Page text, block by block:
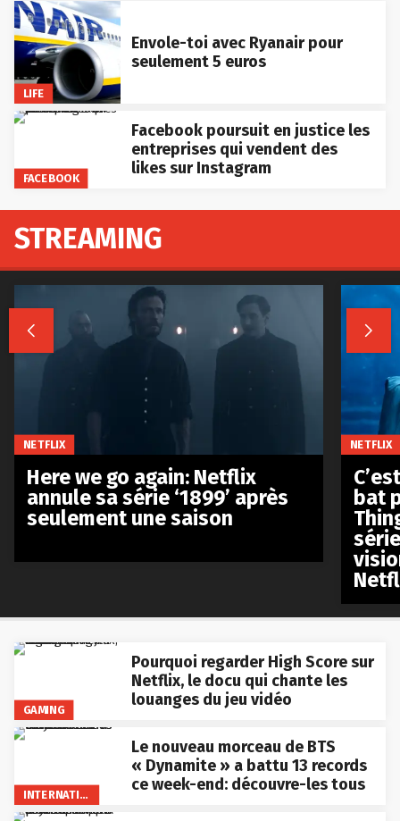
LIFE
Envole-toi avec Ryanair pour
seulement 5 euros
FACEBOOK
Facebook poursuit en justice les
entreprises qui vendent des
likes sur Instagram
GAMING
Pourquoi regarder High Score sur
Netflix, le docu qui chante les
louanges du jeu vidéo
INTERNATIONAL
Le nouveau morceau de BTS
« Dynamite » a battu 13 records
ce week-end: découvre-les tous
STREAMING
 
NETFLIX
Here we go again: Netflix
annule sa série ‘1899’ après
seulement une saison
NETFLIX
bat